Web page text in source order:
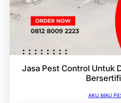
Jasa Pest Control Untuk
AKU MAU